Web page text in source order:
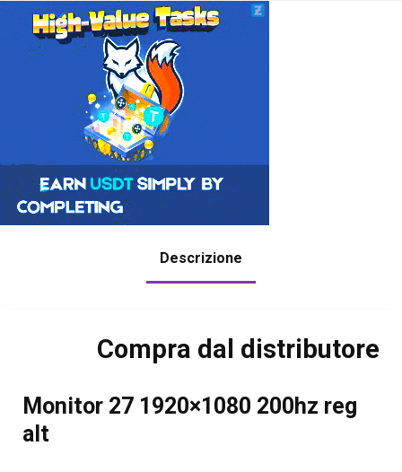
Descrizione
Compra dal distributore
Monitor 27 1920×1080 200hz reg
alt